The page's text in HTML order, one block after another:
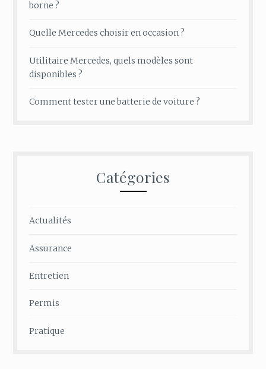
borne ?
Quelle Mercedes choisir en occasion ?
Utilitaire Mercedes, quels modèles sont
disponibles ?
Comment tester une batterie de voiture ?
Catégories
Actualités
Assurance
Entretien
Permis
Pratique